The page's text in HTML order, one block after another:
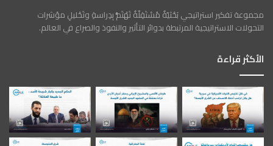
مجموعة تفكير استراتيجي بَحْثيّةٌ مُسْتَقِلّةٌ تَهْتَمُّ بِدِراسةِ وتَحْليلِ مؤشرات
التحولات الاستراتيجية المرتبطة بدوائر التأثير والنفوذ والصراع في العالم.
الأكثر قراءة